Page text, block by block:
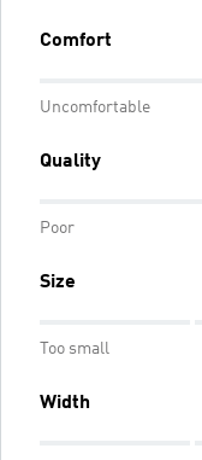
Comfort
Uncomfortable
Quality
Poor
Size
Too small
Width